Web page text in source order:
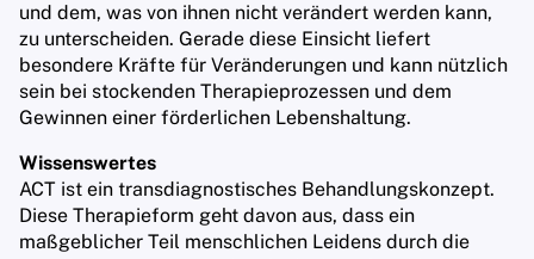
und dem, was von ihnen nicht verändert werden kann,
zu unterscheiden. Gerade diese Einsicht liefert
besondere Kräfte für Veränderungen und kann nützlich
sein bei stockenden Therapieprozessen und dem
Gewinnen einer förderlichen Lebenshaltung.
Wissenswertes
ACT ist ein transdiagnostisches Behandlungskonzept.
Diese Therapieform geht davon aus, dass ein
maßgeblicher Teil menschlichen Leidens durch die